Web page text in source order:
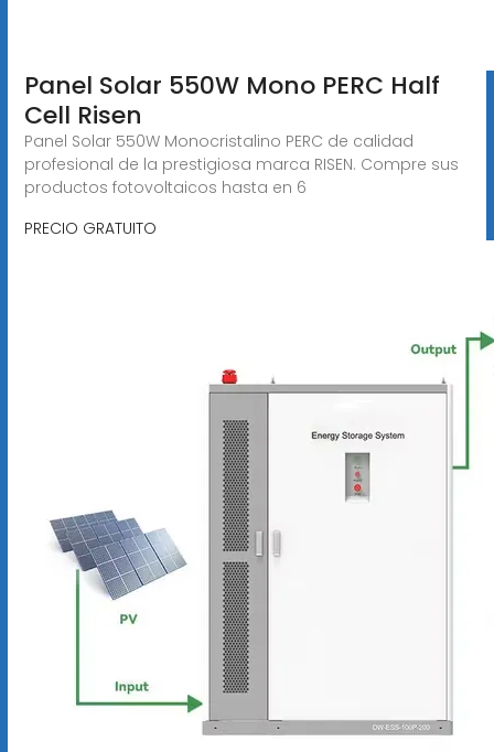
Panel Solar 550W Mono PERC Half
Cell Risen
Panel Solar 550W Monocristalino PERC de calidad
profesional de la prestigiosa marca RISEN. Compre sus
productos fotovoltaicos hasta en 6
PRECIO GRATUITO